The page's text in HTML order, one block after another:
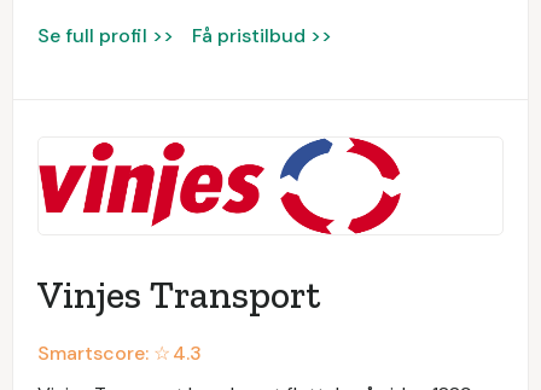
Se full profil >> Få pristilbud >>
Vinjes Transport
Smartscore: ☆4.3